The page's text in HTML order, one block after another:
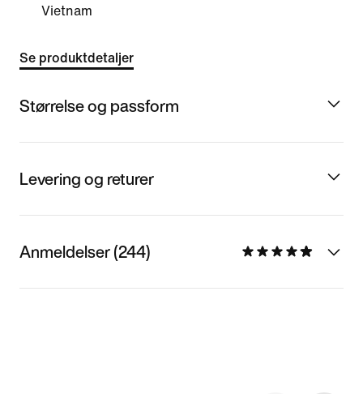
Vietnam
Se produktdetaljer
Størrelse og passform
Levering og returer
Anmeldelser (244)